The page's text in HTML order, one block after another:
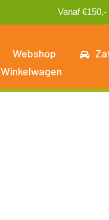
Vanaf
Webshop
Winkelwagen